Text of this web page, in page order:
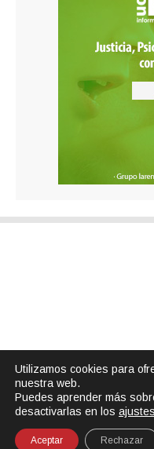
Utilizamos cookies para
nuestra web.
Puedes aprender más
desactivarlas en los ajustes
Aceptar Rechazar